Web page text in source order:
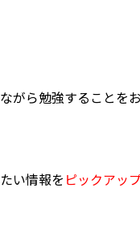
がら勉強することを
い情報を ピックアッ